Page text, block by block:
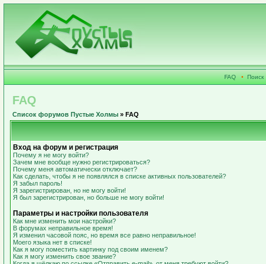
FAQ • Поиск
FAQ
Список форумов Пустые Холмы » FAQ
Вход на форум и регистрация
Почему я не могу войти?
Зачем мне вообще нужно регистрироваться?
Почему меня автоматически отключает?
Как сделать, чтобы я не появлялся в списке активных пользователей?
Я забыл пароль!
Я зарегистрирован, но не могу войти!
Я был зарегистрирован, но больше не могу войти!
Параметры и настройки пользователя
Как мне изменить мои настройки?
В форумах неправильное время!
Я изменил часовой пояс, но время все равно неправильное!
Моего языка нет в списке!
Как я могу поместить картинку под своим именем?
Как я могу изменить свое звание?